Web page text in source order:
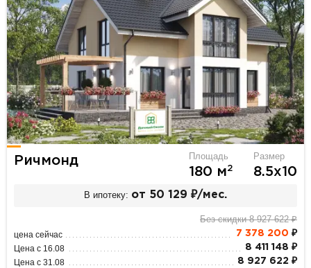
Ричмонд Площадь
180 м2
Размер
8.5х10
В ипотеку: от 50 129 ₽/мес.
Без скидки 8 927 622 ₽
цена сейчас 7 378 200 ₽
Цена с 16.08 8 411 148 ₽
Цена с 31.08 8 927 622 ₽